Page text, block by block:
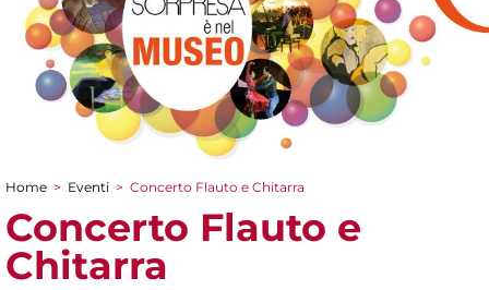
Tu sei qui
Home > Eventi > Concerto Flauto e Chitarra
Concerto Flauto e
Chitarra